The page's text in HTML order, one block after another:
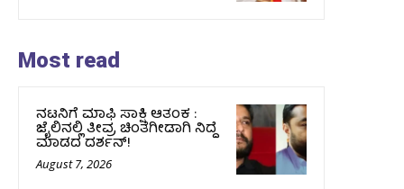
Most read
ನಟನಿಗೆ ಮಾಫಿ ಸಾಕ್ಷಿ ಆತಂಕ :
ಜೈಲಿನಲ್ಲಿ ತೀವ್ರ ಚಿಂತೆಗೀಡಾಗಿ ನಿದ್ದೆ
ಮಾಡದ ದರ್ಶನ್!
August 7, 2026